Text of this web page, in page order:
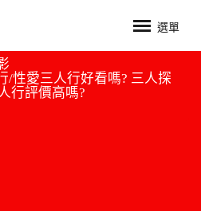
選單
/性愛三人行好看嗎? 三人探
行評價高嗎?